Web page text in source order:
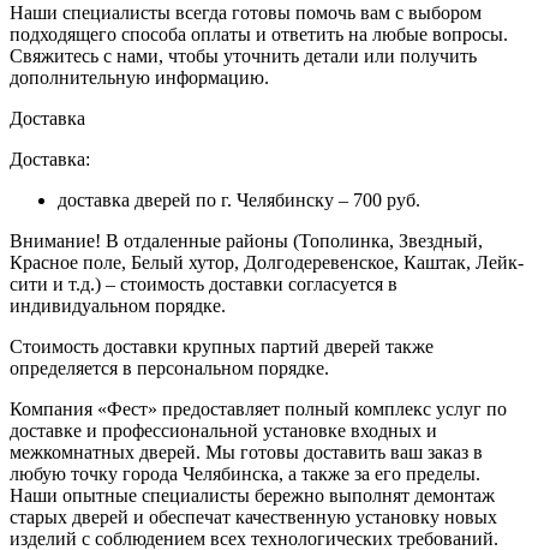
Наши специалисты всегда готовы помочь вам с выбором
подходящего способа оплаты и ответить на любые вопросы.
Свяжитесь с нами, чтобы уточнить детали или получить
дополнительную информацию.
Доставка
Доставка:
доставка дверей по г. Челябинску – 700 руб.
Внимание! В отдаленные районы (Тополинка, Звездный,
Красное поле, Белый хутор, Долгодеревенское, Каштак, Лейк-
сити и т.д.) – стоимость доставки согласуется в
индивидуальном порядке.
Стоимость доставки крупных партий дверей также
определяется в персональном порядке.
Компания «Фест» предоставляет полный комплекс услуг по
доставке и профессиональной установке входных и
межкомнатных дверей. Мы готовы доставить ваш заказ в
любую точку города Челябинска, а также за его пределы.
Наши опытные специалисты бережно выполнят демонтаж
старых дверей и обеспечат качественную установку новых
изделий с соблюдением всех технологических требований.